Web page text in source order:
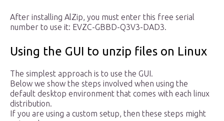
After installing AlZip, you must enter this free serial
number to use it: EVZC-GBBD-Q3V3-DAD3.
Using the GUI to unzip files on Linux
The simplest approach is to use the GUI.
Below we show the steps involved when using the
default desktop environment that comes with each linux
distribution.
If you are using a custom setup, then these steps might